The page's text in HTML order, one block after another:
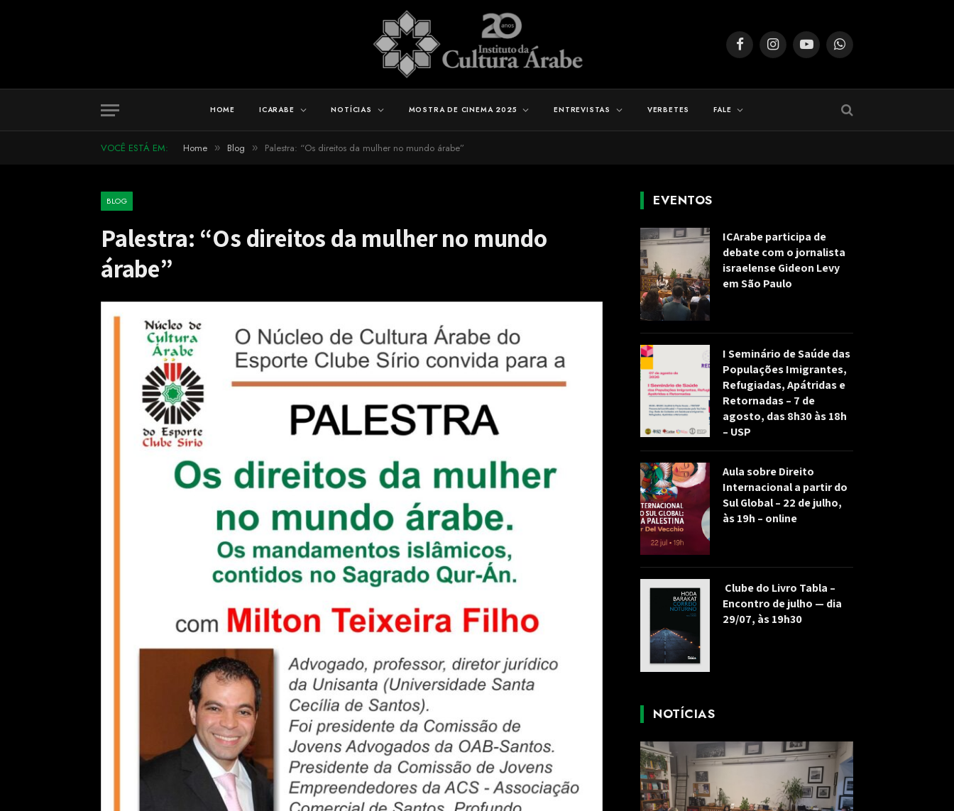
FacebookInstagramYouTubeWhatsApp
HOME ICARABE NOTÍCIAS MOSTRA DE CINEMA 2025 ENTREVISTAS VERBETES FALE
VOCÊ ESTÁ EM: Home » Blog » Palestra: “Os direitos da mulher no mundo árabe”
BLOG
Palestra: “Os direitos da mulher no mundo
árabe”
EVENTOS
ICArabe participa de
debate com o jornalista
israelense Gideon Levy
em São Paulo
I Seminário de Saúde das
Populações Imigrantes,
Refugiadas, Apátridas e
Retornadas – 7 de
agosto, das 8h30 às 18h
– USP
Aula sobre Direito
Internacional a partir do
Sul Global – 22 de julho,
às 19h – online
Clube do Livro Tabla –
Encontro de julho — dia
29/07, às 19h30
NOTÍCIAS